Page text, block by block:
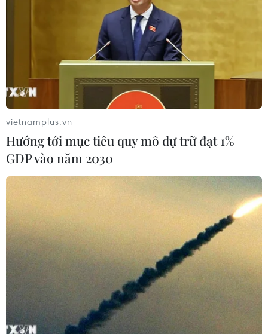
vietnamplus.vn
Hướng tới mục tiêu quy mô dự trữ đạt 1%
GDP vào năm 2030